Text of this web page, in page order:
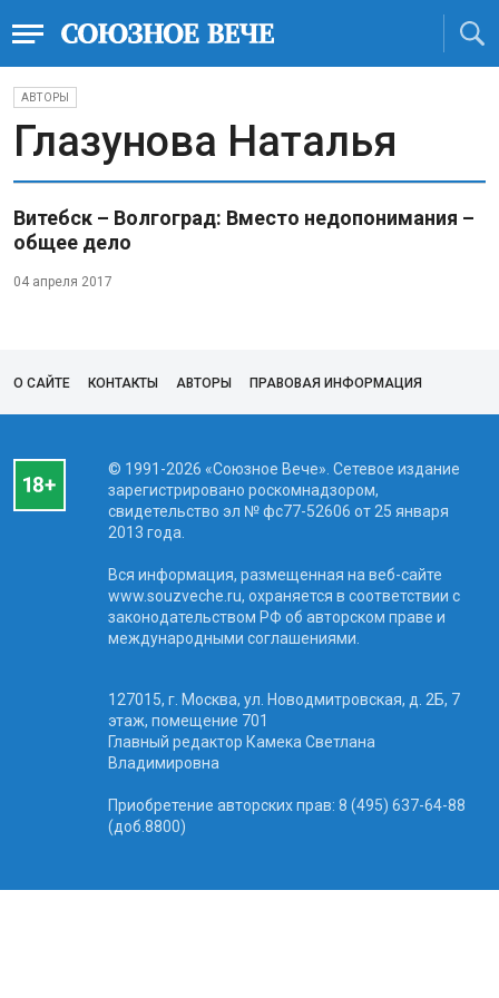
АВТОРЫ
Глазунова Наталья
Витебск – Волгоград: Вместо недопонимания –
общее дело
04 апреля 2017
О САЙТЕ КОНТАКТЫ АВТОРЫ ПРАВОВАЯ ИНФОРМАЦИЯ
© 1991-2026 «Союзное Вече». Сетевое издание
зарегистрировано роскомнадзором,
свидетельство эл № фc77-52606 от 25 января
2013 года.
Вся информация, размещенная на веб-сайте
www.souzveche.ru, охраняется в соответствии с
законодательством РФ об авторском праве и
международными соглашениями.
127015, г. Москва, ул. Новодмитровская, д. 2Б, 7
этаж, помещение 701
Главный редактор Камека Светлана
Владимировна
Приобретение авторских прав: 8 (495) 637-64-88
(доб.8800)